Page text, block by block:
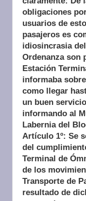
obligaciones
usuarios de
pasajeros es
idiosincrasia
Ordenanza son
Estación
informaba
como llegar
un buen
informando al
Labernia del
Artículo 1º: Se
del
Terminal de
de los
Transporte de
resultado de